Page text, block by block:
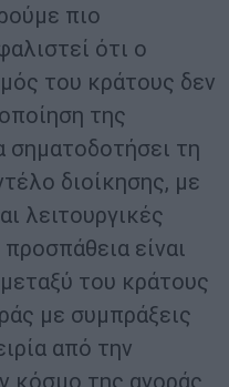
πιο
ότι ο
του κράτους δεν
της
σηματοδοτήσει τη
διοίκησης, με
λειτουργικές
είναι
του κράτους
με συμπράξεις
από την